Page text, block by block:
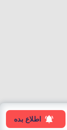
اطلاع بده